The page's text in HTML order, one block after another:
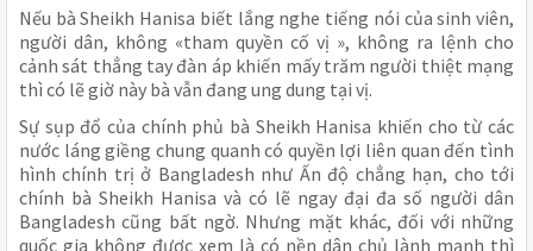
Nếu bà Sheikh Hanisa biết lắng nghe tiếng nói của sinh viên,
người dân, không «tham quyền cố vị », không ra lệnh cho
cảnh sát thẳng tay đàn áp khiến mấy trăm người thiệt mạng
thì có lẽ giờ này bà vẫn đang ung dung tại vị.
Sự sụp đổ của chính phủ bà Sheikh Hanisa khiến cho từ các
nước láng giềng chung quanh có quyền lợi liên quan đến tình
hình chính trị ở Bangladesh như Ấn độ chẳng hạn, cho tới
chính bà Sheikh Hanisa và có lẽ ngay đại đa số người dân
Bangladesh cũng bất ngờ. Nhưng mặt khác, đối với những
quốc gia không được xem là có nền dân chủ lành mạnh thì